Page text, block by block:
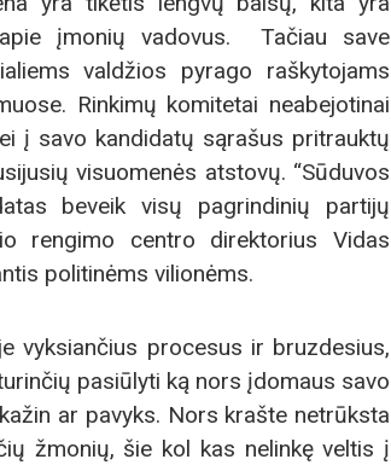
įmonių vadovus. Tačiau save
valdžios pyrago raškytojams
Rinkimų komitetai neabejotinai
į savo kandidatų sąrašus pritrauktų
visuomenės atstovų. “Sūduvos
beveik visų pagrindinių partijų
rengimo centro direktorius Vidas
politinėms vilionėms.
vyksiančius procesus ir bruzdesius,
pasiūlyti ką nors įdomaus savo
ar pavyks. Nors krašte netrūksta
žmonių, šie kol kas nelinkę veltis į